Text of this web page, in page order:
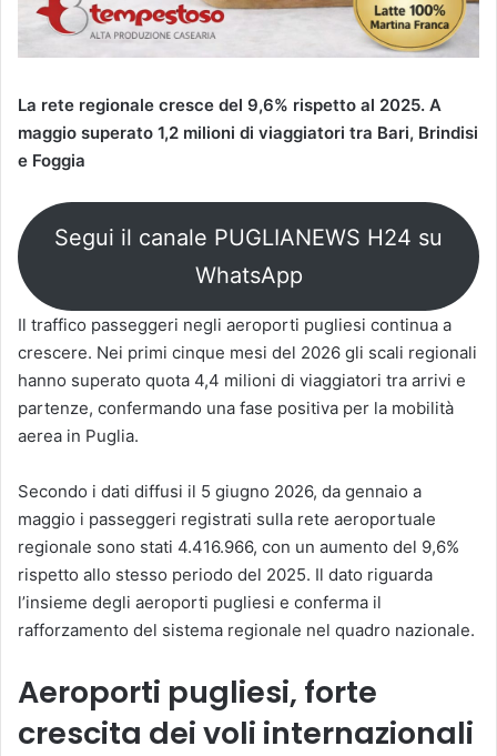
La rete regionale cresce del 9,6% rispetto al 2025. A
maggio superato 1,2 milioni di viaggiatori tra Bari, Brindisi
e Foggia
Segui il canale PUGLIANEWS H24 su
WhatsApp
Il traffico passeggeri negli aeroporti pugliesi continua a
crescere. Nei primi cinque mesi del 2026 gli scali regionali
hanno superato quota 4,4 milioni di viaggiatori tra arrivi e
partenze, confermando una fase positiva per la mobilità
aerea in Puglia.
Secondo i dati diffusi il 5 giugno 2026, da gennaio a
maggio i passeggeri registrati sulla rete aeroportuale
regionale sono stati 4.416.966, con un aumento del 9,6%
rispetto allo stesso periodo del 2025. Il dato riguarda
l’insieme degli aeroporti pugliesi e conferma il
rafforzamento del sistema regionale nel quadro nazionale.
Aeroporti pugliesi, forte
crescita dei voli internazionali